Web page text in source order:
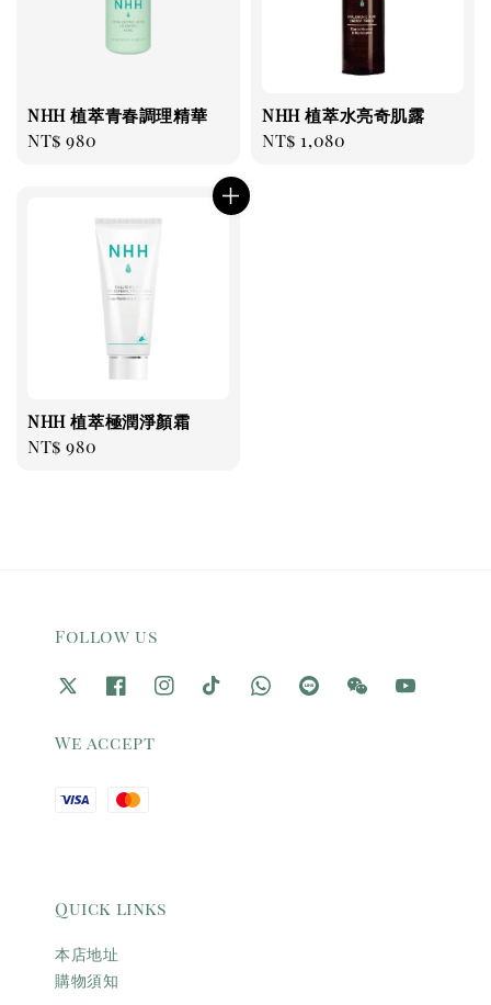
NHH 植萃青春調理精華
Regular
NT$ 980
NHH 植萃水亮奇肌露
Regular
NT$ 1,080
NHH 植萃極潤淨顏霜
Regular
NT$ 980
Follow us
We accept
Quick links
本店地址
購物須知